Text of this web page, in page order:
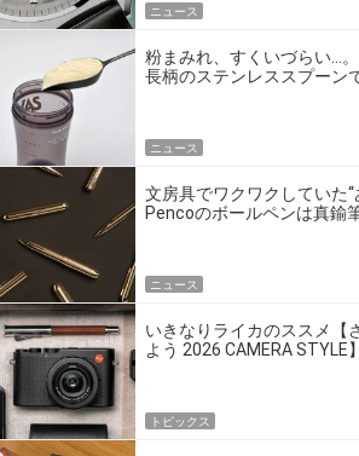
ニュース
粉まみれ、すくいづらい…
長柄のステンレススプーン
ニュース
文房具でワクワクしていた“
Pencoのボールペンは真鍮
ニュース
いきなりライカのススメ【
よう 2026 CAMERA STYLE】
トピックス